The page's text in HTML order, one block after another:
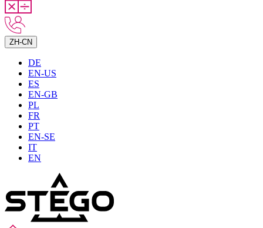
ZH-CN
DE
EN-US
ES
EN-GB
PL
FR
PT
EN-SE
IT
EN